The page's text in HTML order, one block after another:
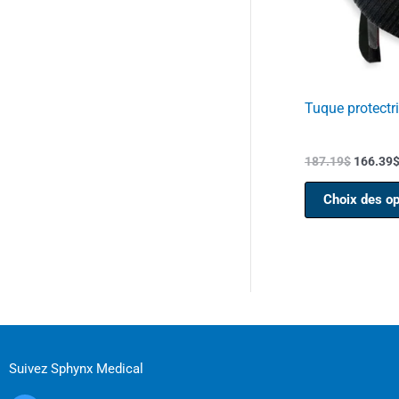
Tuque
187.19$ 166.39$
Choix des
Suivez Sphynx Medical